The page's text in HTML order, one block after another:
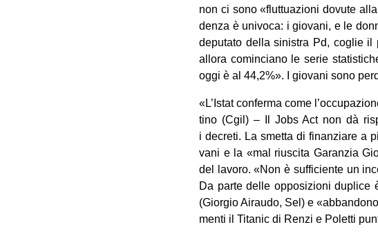
non ci sono «flut­tua­zioni dovute
denza è uni­voca: i gio­vani, e le
depu­tato della sini­stra Pd, coglie il
allora comin­ciano le serie
oggi è al 44,2%». I gio­vani sono
«L’Istat con­ferma come
tino (Cgil) – Il Jobs Act non dà
i decreti. La smetta di finan­ziare a
vani e la «mal riu­scita Garan­zia
del lavoro. «Non è suf­fi­ciente un
Da parte delle oppo­si­zioni duplice
(Gior­gio Airaudo, Sel) e
menti il Tita­nic di Renzi e Poletti